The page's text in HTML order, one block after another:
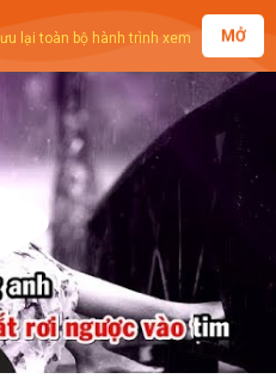
lưu lại toàn bộ hành trình xem
MỞ
Play
Video